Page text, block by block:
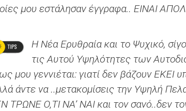
μου εστάλησαν έγγραφα.. ΕΙΝΑΙ
Η Νέα Ερυθραία και το Ψυχικό,
τις Αυτού Υψηλότητες των
μου γεννιέται: γιατί δεν βάζουν ΕΚΕΙ
άντε να ..μετακομίσεις την Υψηλή
ΤΡΩΝΕ Ο,ΤΙ ΝΑ’ ΝΑΙ και τον σανό..δεν